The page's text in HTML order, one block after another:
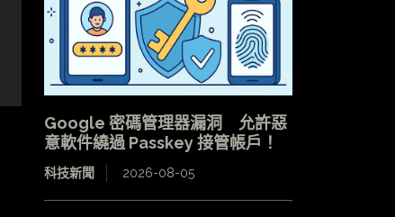
Google 密碼管理器漏洞 允許惡
意軟件繞過 Passkey 接管帳戶！
科技新聞 2026-08-05